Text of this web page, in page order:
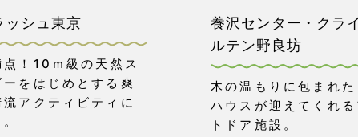
ッシュ東京
点！10ｍ級の天然ス
ーをはじめとする爽
アクティビティに
養沢センター・クラ
ルテン野良坊
木の温もりに包まれ
ハウスが迎えてくれ
トドア施設。